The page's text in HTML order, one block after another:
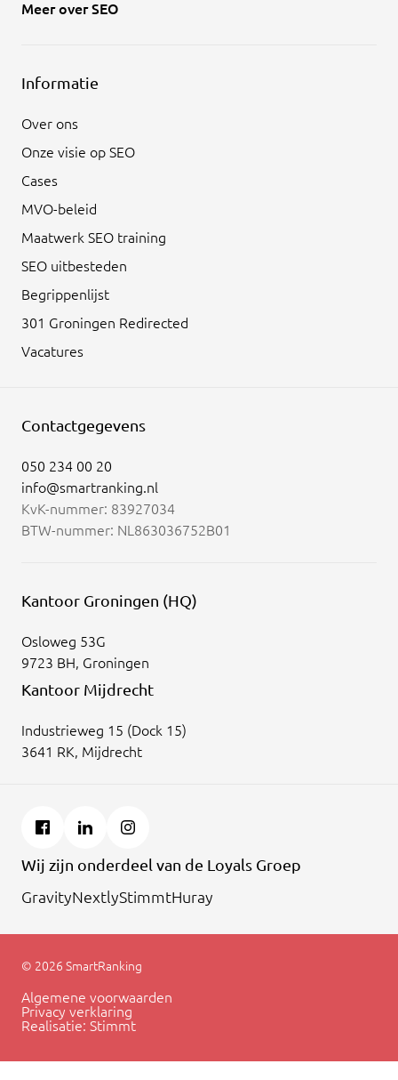
Meer over SEO
Informatie
Over ons
Onze visie op SEO
Cases
MVO-beleid
Maatwerk SEO training
SEO uitbesteden
Begrippenlijst
301 Groningen Redirected
Vacatures
Contactgegevens
050 234 00 20
info@smartranking.nl
KvK-nummer: 83927034
BTW-nummer: NL863036752B01
Kantoor Groningen (HQ)
Osloweg 53G
9723 BH, Groningen
Kantoor Mijdrecht
Industrieweg 15 (Dock 15)
3641 RK, Mijdrecht
Wij zijn onderdeel van de Loyals Groep
GravityNextlyStimmtHuray
© 2026 SmartRanking
Algemene voorwaarden
Privacy verklaring
Realisatie: Stimmt